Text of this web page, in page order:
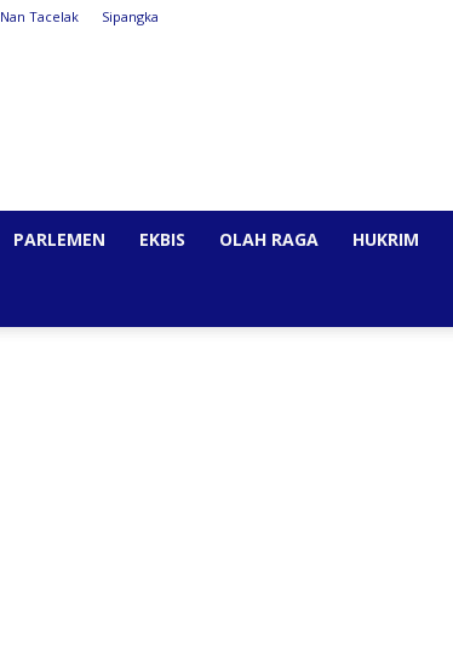
Nan Tacelak Sipangka
PARLEMEN EKBIS OLAH RAGA HUKRIM